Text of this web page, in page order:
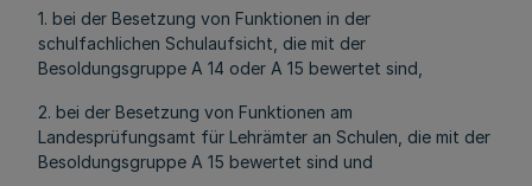
1. bei der Besetzung von Funktionen in der
schulfachlichen Schulaufsicht, die mit der
Besoldungsgruppe A 14 oder A 15 bewertet sind,
2. bei der Besetzung von Funktionen am
Landesprüfungsamt für Lehrämter an Schulen, die mit der
Besoldungsgruppe A 15 bewertet sind und